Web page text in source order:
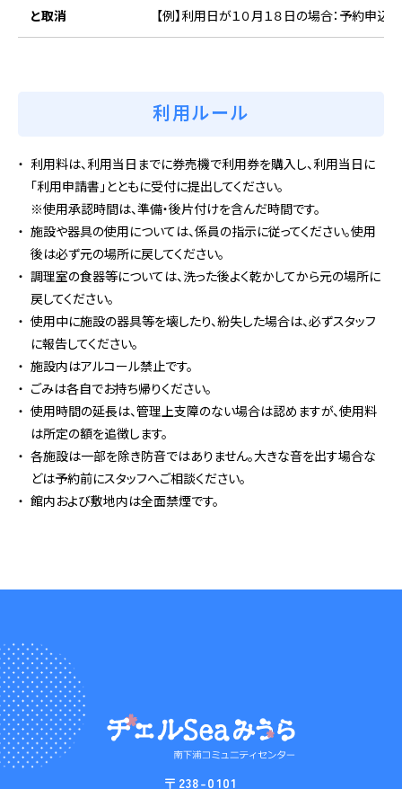
と取消
【例】利用日が１０月１８日の場合：予約申込
利用ルール
利用料は、利用当日までに券売機で利用券を購入し、利用当日に
「利用申請書」とともに受付に提出してください。
使用承認時間は、準備・後片付けを含んだ時間です。
施設や器具の使用については、係員の指示に従ってください。使用
後は必ず元の場所に戻してください。
調理室の食器等については、洗った後よく乾かしてから元の場所に
戻してください。
使用中に施設の器具等を壊したり、紛失した場合は、必ずスタッフ
に報告してください。
施設内はアルコール禁止です。
ごみは各自でお持ち帰りください。
使用時間の延長は、管理上支障のない場合は認めますが、使用料
は所定の額を追徴します。
各施設は一部を除き防音ではありません。大きな音を出す場合な
どは予約前にスタッフへご相談ください。
館内および敷地内は全面禁煙です。
〒238-0101